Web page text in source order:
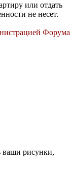
или отдать
не несет.
Форума
ваши рисунки,